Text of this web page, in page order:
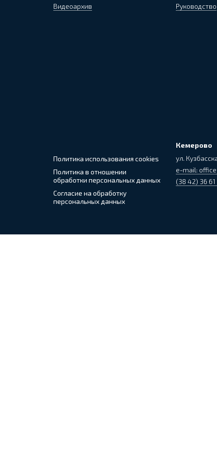
Видеоархив Руководство
Политика использования cookies
Политика в отношении
обработки персональных данных
Согласие на обработку
персональных данных
Кемерово
ул.
e-mail:
(38 42) 36